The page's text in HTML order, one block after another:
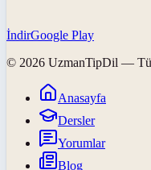
İndirGoogle Play
© 2026 UzmanTipDil —
Anasayfa
Dersler
Yorumlar
Blog